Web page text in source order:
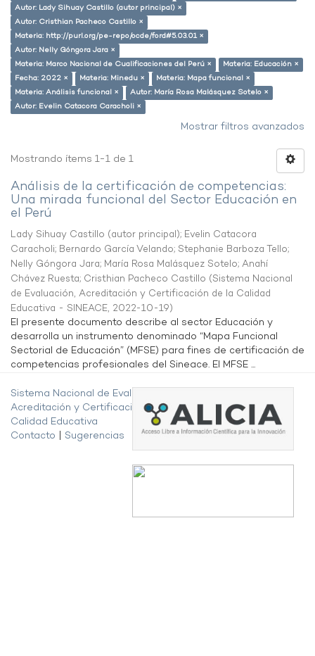
Autor: Lady Sihuay Castillo (autor principal) ×
Autor: Cristhian Pacheco Castillo ×
Materia: http://purl.org/pe-repo/ocde/ford#5.03.01 ×
Autor: Nelly Góngora Jara ×
Materia: Marco Nacional de Cualificaciones del Perú ×
Materia: Educación ×
Fecha: 2022 ×
Materia: Minedu ×
Materia: Mapa funcional ×
Materia: Análisis funcional ×
Autor: María Rosa Malásquez Sotelo ×
Autor: Evelin Catacora Caracholi ×
Mostrar filtros avanzados
Mostrando ítems 1-1 de 1
Análisis de la certificación de competencias:
Una mirada funcional del Sector Educación en
el Perú
Lady Sihuay Castillo (autor principal); Evelin Catacora
Caracholi; Bernardo García Velando; Stephanie Barboza Tello;
Nelly Góngora Jara; María Rosa Malásquez Sotelo; Anahí
Chávez Ruesta; Cristhian Pacheco Castillo (Sistema Nacional
de Evaluación, Acreditación y Certificación de la Calidad
Educativa - SINEACE, 2022-10-19)
El presente documento describe al sector Educación y
desarrolla un instrumento denominado “Mapa Funcional
Sectorial de Educación” (MFSE) para fines de certificación de
competencias profesionales del Sineace. El MFSE ...
Sistema Nacional de Evaluación,
Acreditación y Certificación de la
Calidad Educativa
Contacto
Sugerencias